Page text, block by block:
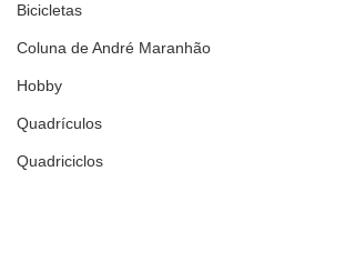
Bicicletas
Coluna de André Maranhão
Hobby
Quadrículos
Quadriciclos